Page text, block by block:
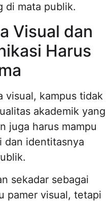
di mata publik.
Visual dan
Harus
visual, kampus tidak
akademik yang
juga harus mampu
dan identitasnya
sekadar sebagai
pamer visual, tetapi